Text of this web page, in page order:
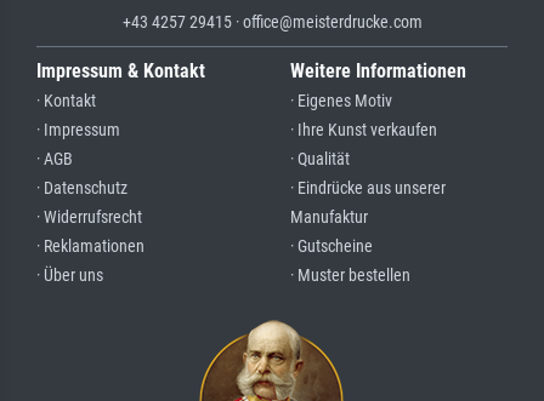
+43 4257 29415 · office@meisterdrucke.com
Impressum & Kontakt
· Kontakt
· Impressum
· AGB
· Datenschutz
· Widerrufsrecht
· Reklamationen
· Über uns
Weitere Informationen
· Eigenes Motiv
· Ihre Kunst verkaufen
· Qualität
· Eindrücke aus unserer
Manufaktur
· Gutscheine
· Muster bestellen